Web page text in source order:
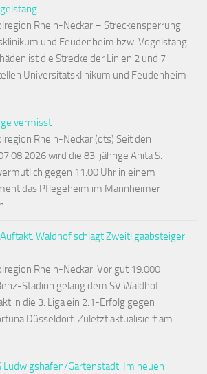
Rhein-Neckar – Streckensperrung
und Feudenheim bzw. Vogelstang
ist die Strecke der Linien 2 und 7
Universitätsklinikum und Feudenheim
vermisst
Rhein-Neckar.(ots) Seit den
wird die 83-jährige Anita S.
gegen 11:00 Uhr in einem
das Pflegeheim im Mannheimer
Waldhof schlägt Zweitligaabsteiger
Rhein-Neckar. Vor gut 19.000
Stadion gelang dem SV Waldhof
in die 3. Liga ein 2:1-Erfolg gegen
Düsseldorf. Zuletzt aktualisiert am ...
Ludwigshafen/Gartenstadt: Im neuen